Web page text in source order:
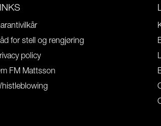
for stell og rengjøring
policy
FM Mattsson